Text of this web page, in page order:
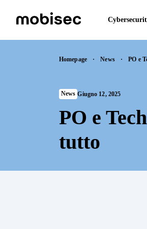
Homepage · News · PO e
News Giugno 12, 2025
PO e
tutto